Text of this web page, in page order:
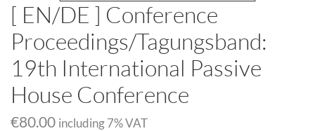
[ EN/DE ] Conference
Proceedings/Tagungsband:
19th International Passive
House Conference
‎€80.00 including 7% VAT